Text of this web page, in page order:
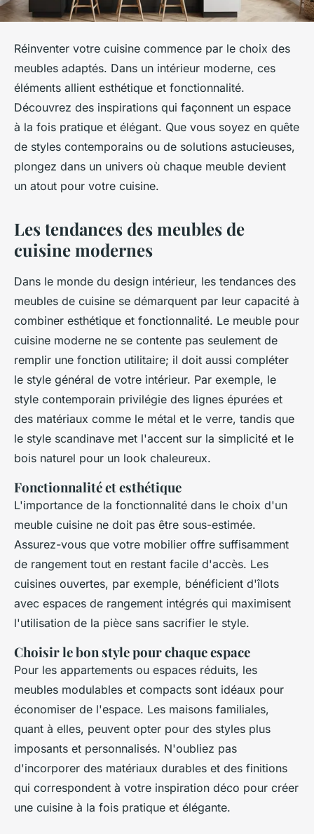
Réinventer votre cuisine commence par le choix des
meubles adaptés. Dans un intérieur moderne, ces
éléments allient esthétique et fonctionnalité.
Découvrez des inspirations qui façonnent un espace
à la fois pratique et élégant. Que vous soyez en quête
de styles contemporains ou de solutions astucieuses,
plongez dans un univers où chaque meuble devient
un atout pour votre cuisine.
Les tendances des meubles de
cuisine modernes
Dans le monde du design intérieur, les tendances des
meubles de cuisine se démarquent par leur capacité à
combiner esthétique et fonctionnalité. Le meuble pour
cuisine moderne ne se contente pas seulement de
remplir une fonction utilitaire; il doit aussi compléter
le style général de votre intérieur. Par exemple, le
style contemporain privilégie des lignes épurées et
des matériaux comme le métal et le verre, tandis que
le style scandinave met l'accent sur la simplicité et le
bois naturel pour un look chaleureux.
Fonctionnalité et esthétique
L'importance de la fonctionnalité dans le choix d'un
meuble cuisine ne doit pas être sous-estimée.
Assurez-vous que votre mobilier offre suffisamment
de rangement tout en restant facile d'accès. Les
cuisines ouvertes, par exemple, bénéficient d'îlots
avec espaces de rangement intégrés qui maximisent
l'utilisation de la pièce sans sacrifier le style.
Choisir le bon style pour chaque espace
Pour les appartements ou espaces réduits, les
meubles modulables et compacts sont idéaux pour
économiser de l'espace. Les maisons familiales,
quant à elles, peuvent opter pour des styles plus
imposants et personnalisés. N'oubliez pas
d'incorporer des matériaux durables et des finitions
qui correspondent à votre inspiration déco pour créer
une cuisine à la fois pratique et élégante.